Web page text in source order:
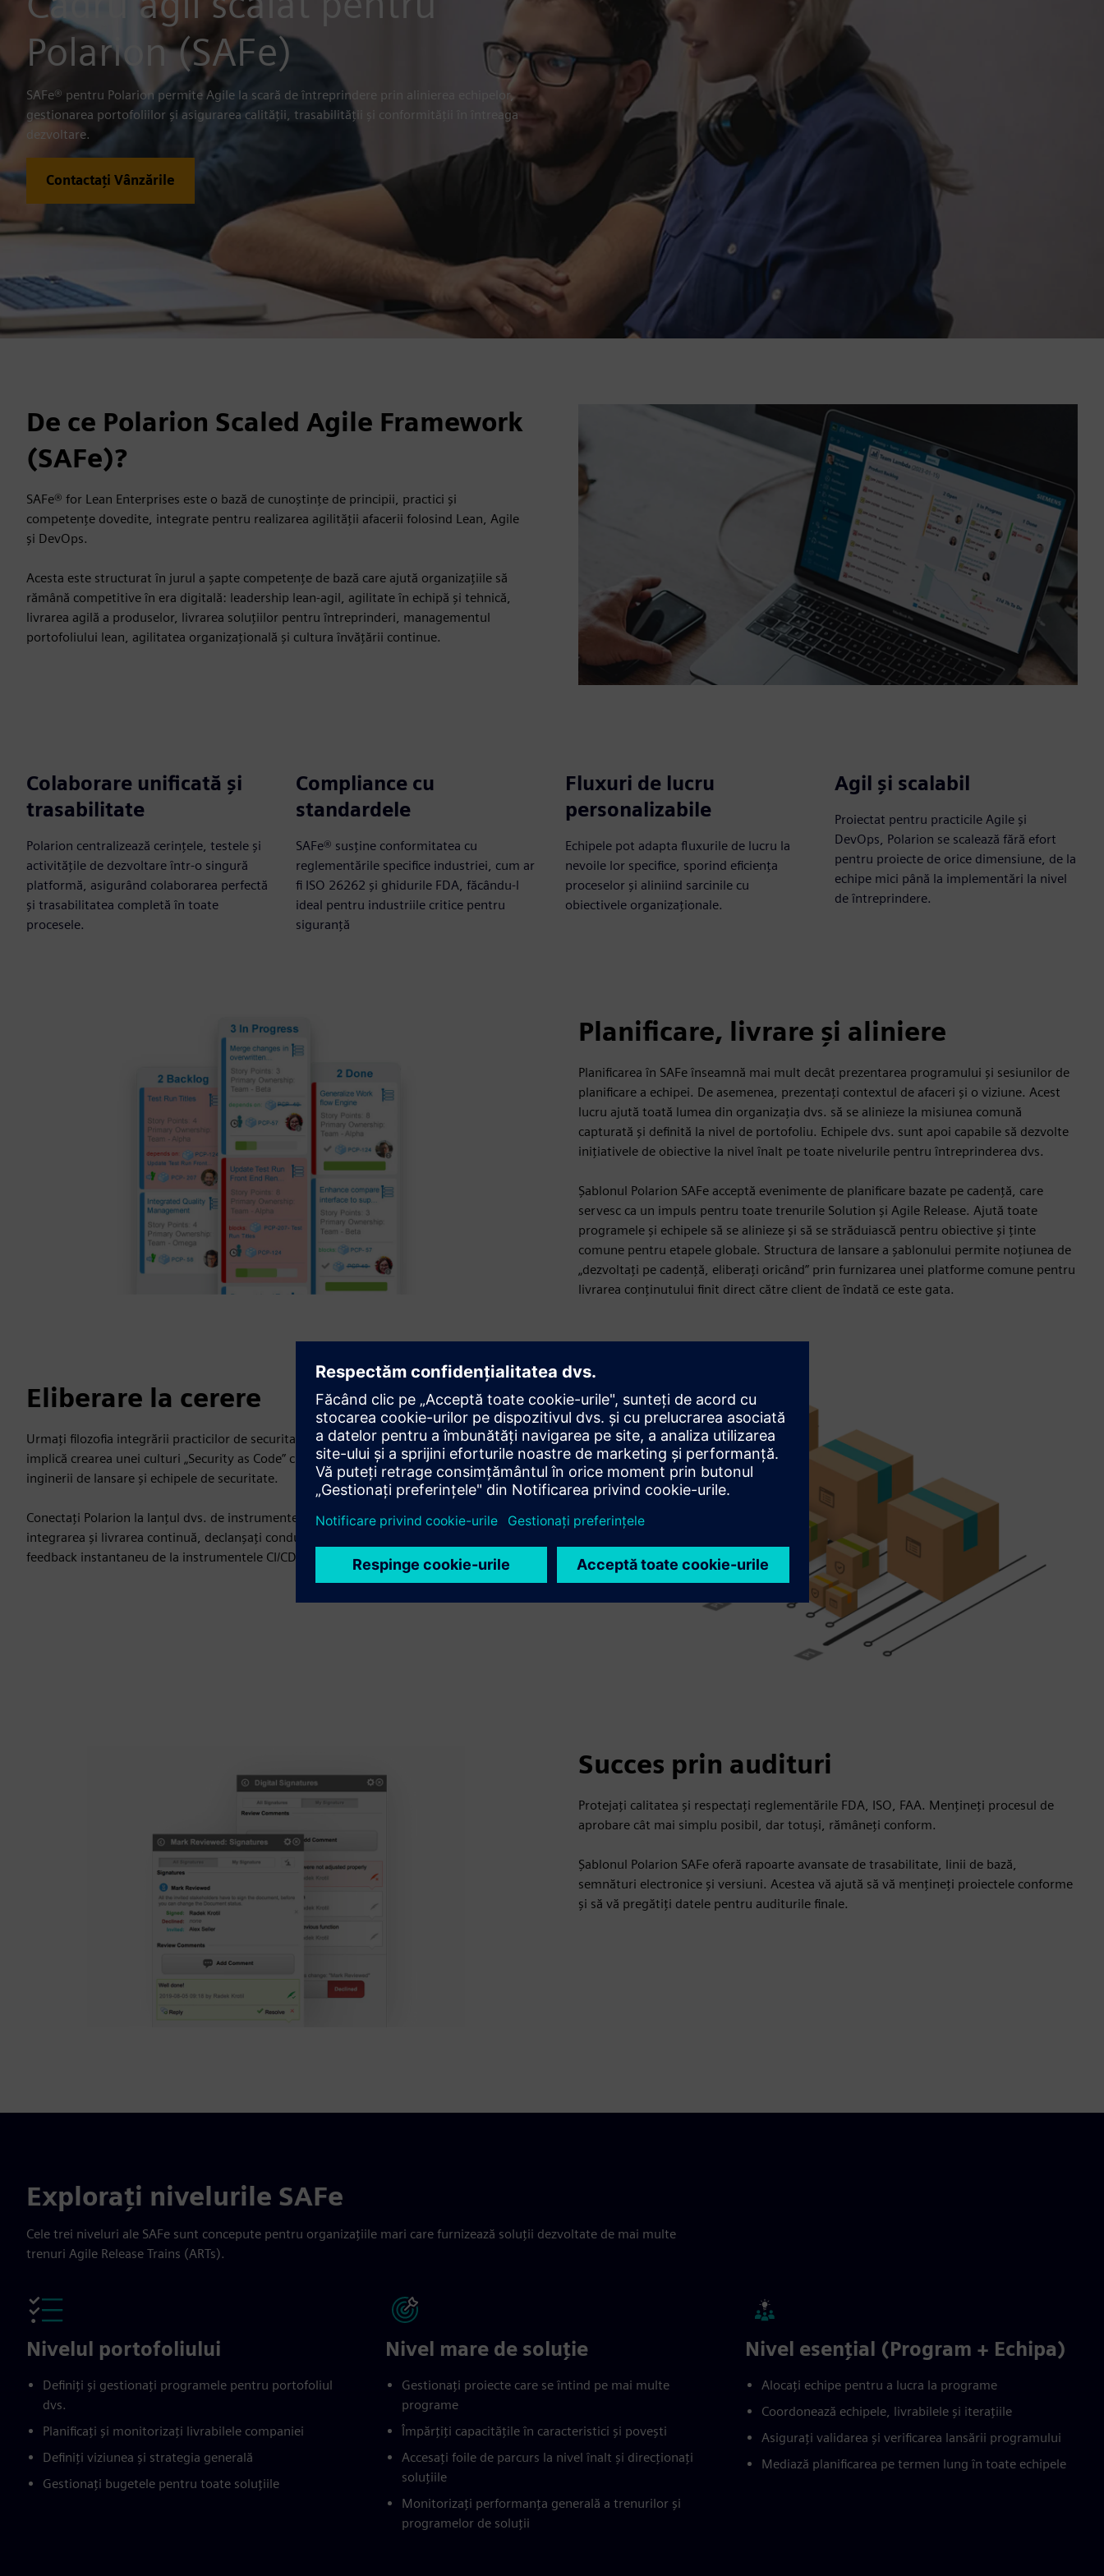
Polarion (SAFe)
SAFe® pentru Polarion permite Agile la scară de întreprindere prin alinierea echipelor,
gestionarea portofoliilor și asigurarea calității, trasabilității și conformității în întreaga
dezvoltare.
Contactați Vânzările
De ce Polarion Scaled Agile Framework
(SAFe)?
SAFe® for Lean Enterprises este o bază de cunoștințe de principii, practici și
competențe dovedite, integrate pentru realizarea agilității afacerii folosind Lean, Agile
și DevOps.
Acesta este structurat în jurul a șapte competențe de bază care ajută organizațiile să
rămână competitive în era digitală: leadership lean-agil, agilitate în echipă și tehnică,
livrarea agilă a produselor, livrarea soluțiilor pentru întreprinderi, managementul
portofoliului lean, agilitatea organizațională și cultura învățării continue.
Colaborare unificată și
trasabilitate
Polarion centralizează cerințele, testele și
activitățile de dezvoltare într-o singură
platformă, asigurând colaborarea perfectă
și trasabilitatea completă în toate
procesele.
Compliance cu
standardele
SAFe® susține conformitatea cu
reglementările specifice industriei, cum ar
fi ISO 26262 și ghidurile FDA, făcându-l
ideal pentru industriile critice pentru
siguranță
Fluxuri de lucru
personalizabile
Echipele pot adapta fluxurile de lucru la
nevoile lor specifice, sporind eficiența
proceselor și aliniind sarcinile cu
obiectivele organizaționale.
Agil și scalabil
Proiectat pentru practicile Agile și
DevOps, Polarion se scalează fără efort
pentru proiecte de orice dimensiune, de la
echipe mici până la implementări la nivel
de întreprindere.
Planificare, livrare și aliniere
Planificarea în SAFe înseamnă mai mult decât prezentarea programului și sesiunilor de
planificare a echipei. De asemenea, prezentați contextul de afaceri și o viziune. Acest
lucru ajută toată lumea din organizația dvs. să se alinieze la misiunea comună
capturată și definită la nivel de portofoliu. Echipele dvs. sunt apoi capabile să dezvolte
inițiativele de obiective la nivel înalt pe toate nivelurile pentru întreprinderea dvs.
Șablonul Polarion SAFe acceptă evenimente de planificare bazate pe cadență, care
servesc ca un impuls pentru toate trenurile Solution și Agile Release. Ajută toate
programele și echipele să se alinieze și să se străduiască pentru obiective și ținte
comune pentru etapele globale. Structura de lansare a șablonului permite noțiunea de
„dezvoltați pe cadență, eliberați oricând” prin furnizarea unei platforme comune pentru
livrarea conținutului finit direct către client de îndată ce este gata.
Eliberare la cerere
Urmați filozofia integrării practicilor de securitate în procesul DevOps. DevSecOps
implică crearea unei culturi „Security as Code” cu o colaborare continuă și flexibilă între
inginerii de lansare și echipele de securitate.
Conectați Polarion la lanțul dvs. de instrumente DevSecOps pentru a permite
integrarea și livrarea continuă, declanșați conducte cu apeluri parametrizate și obțineți
feedback instantaneu de la instrumentele CI/CD.
Succes prin audituri
Protejați calitatea și respectați reglementările FDA, ISO, FAA. Mențineți procesul de
aprobare cât mai simplu posibil, dar totuși, rămâneți conform.
Șablonul Polarion SAFe oferă rapoarte avansate de trasabilitate, linii de bază,
semnături electronice și versiuni. Acestea vă ajută să vă mențineți proiectele conforme
și să vă pregătiți datele pentru auditurile finale.
Explorați nivelurile SAFe
Cele trei niveluri ale SAFe sunt concepute pentru organizațiile mari care furnizează soluții dezvoltate de mai multe
trenuri Agile Release Trains (ARTs).
Nivelul portofoliului
Definiți și gestionați programele pentru portofoliul
dvs.
Planificați și monitorizați livrabilele companiei
Definiți viziunea și strategia generală
Gestionați bugetele pentru toate soluțiile
Nivel mare de soluție
Gestionați proiecte care se întind pe mai multe
programe
Împărțiți capacitățile în caracteristici și povești
Accesați foile de parcurs la nivel înalt și direcționați
soluțiile
Monitorizați performanța generală a trenurilor și
programelor de soluții
Nivel esențial (Program + Echipa)
Alocați echipe pentru a lucra la programe
Coordonează echipele, livrabilele și iterațiile
Asigurați validarea și verificarea lansării programului
Mediază planificarea pe termen lung în toate echipele